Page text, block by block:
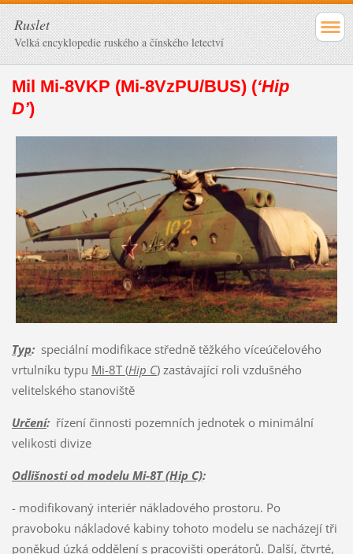
Ruslet
Velká encyklopedie ruského a čínského letectví
Mil Mi-8VKP (Mi-8VzPU/BUS) (‘Hip
D’)
Typ:speciální modifikace středně těžkého víceúčelového
vrtulníku typu Mi-8T (Hip C)zastávající roli vzdušného
velitelského stanoviště
Určení:řízení činnosti pozemních jednotek o minimální
velikosti divize
Odlišnosti od modelu Mi-8T (Hip C):
- modifikovaný interiér nákladového prostoru. Po
pravoboku nákladové kabiny tohoto modelu se nacházejí tři
poněkud úzká oddělení s pracovišti operátorů. Další, čtvrté,